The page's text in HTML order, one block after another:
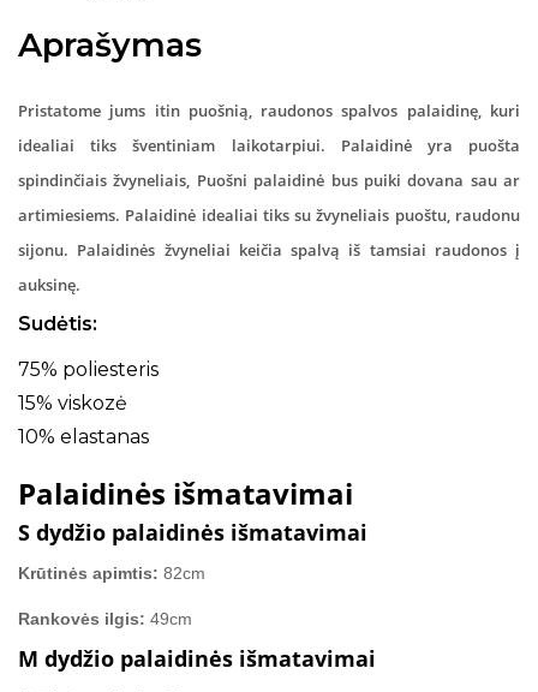
Aprašymas
Pristatome jums itin puošnią, raudonos spalvos palaidinę, kuri
idealiai tiks šventiniam laikotarpiui. Palaidinė yra puošta
spindinčiais žvyneliais, Puošni palaidinė bus puiki dovana sau ar
artimiesiems. Palaidinė idealiai tiks su žvyneliais puoštu, raudonu
sijonu. Palaidinės žvyneliai keičia spalvą iš tamsiai raudonos į
auksinę.
Sudėtis:
75% poliesteris
15% viskozė
10% elastanas
Palaidinės išmatavimai
S dydžio palaidinės išmatavimai
Krūtinės apimtis: 82cm
Rankovės ilgis: 49cm
M dydžio palaidinės išmatavimai